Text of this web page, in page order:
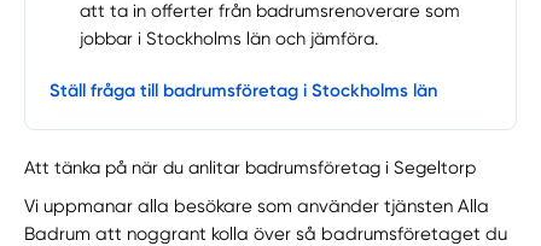
att ta in offerter från badrumsrenoverare som
jobbar i Stockholms län och jämföra.
Ställ fråga till badrumsföretag i Stockholms län
Att tänka på när du anlitar badrumsföretag i Segeltorp
Vi uppmanar alla besökare som använder tjänsten Alla
Badrum att noggrant kolla över så badrumsföretaget du